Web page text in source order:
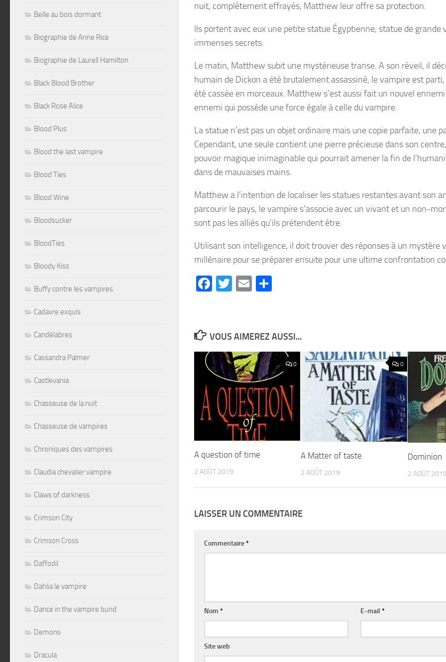
nuit, complètement effrayés, Matthew leur offre sa protection.
Ils portent avec eux une petite statue Égyptienne, statue de grande
immenses secrets.
Le matin, Matthew subit une mystérieuse transe. A son réveil, il
humain de Dickon a été brutalement assassiné, le vampire est
été cassée en morceaux. Matthew s’est aussi fait un nouvel
ennemi qui possède une force égale à celle du vampire.
La statue n’est pas un objet ordinaire mais une copie parfaite, une
Cependant, une seule contient une pierre précieuse dans son
pouvoir magique inimaginable qui pourrait amener la fin de
dans de mauvaises mains.
Matthew a l’intention de localiser les statues restantes avant son
parcourir le pays, le vampire s’associe avec un vivant et un non-
sont pas les alliés qu’ils prétendent être.
Utilisant son intelligence, il doit trouver des réponses à un mystère
millénaire pour se préparer ensuite pour une ultime confrontation
Facebook
Twitter
Email
VOUS AIMEREZ AUSSI...
0
A question of time
2 AOÛT 2019
0
A Matter of taste
2 AOÛT 2019
Dominion
2 AOÛT
LAISSER UN COMMENTAIRE
Commentaire*
Nom * E-mail*
Site web
Belle au bois dormant
Biographie de Anne Rice
Biographie de Laurell Hamilton
Black Blood Brother
Black Rose Alice
Blood Plus
Blood the last vampire
Blood Ties
Blood Wine
Bloodsucker
BloodTies
Bloody Kiss
Buffy contre les vampires
Cadavre exquis
Candélabres
Cassandra Palmer
Castlevania
Chasseuse de la nuit
Chasseuse de vampires
Chroniques des vampires
Claudia chevalier vampire
Claws of darkness
Crimson City
Crimson Cross
Daffodil
Dahlia le vampire
Dance in the vampire bund
Demons
Dracula